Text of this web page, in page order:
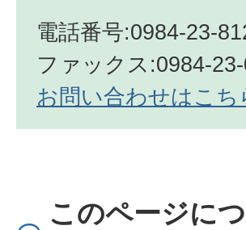
電話番号:0984-23-
ファックス:0984-
お問い合わせはこち
このページに